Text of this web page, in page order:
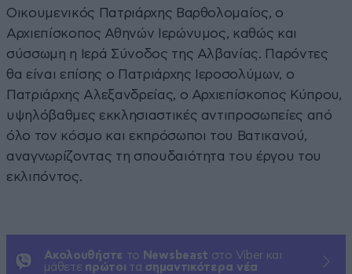
Οικουμενικός Πατριάρχης Βαρθολομαίος, ο
Αρχιεπίσκοπος Αθηνών Ιερώνυμος, καθώς και
σύσσωμη η Ιερά Σύνοδος της Αλβανίας. Παρόντες
θα είναι επίσης ο Πατριάρχης Ιεροσολύμων, ο
Πατριάρχης Αλεξανδρείας, ο Αρχιεπίσκοπος Κύπρου,
υψηλόβαθμες εκκλησιαστικές αντιπροσωπείες από
όλο τον κόσμο και εκπρόσωποι του Βατικανού,
αναγνωρίζοντας τη σπουδαιότητα του έργου του
εκλιπόντος.
Ακολουθήστε το Newsbeast στο Viber και
μάθετε πρώτοι τα σημαντικότερα νέα